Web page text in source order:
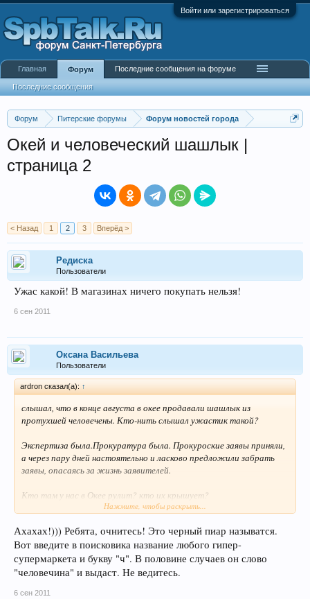
Войти или зарегистрироваться
Форум Питерские форумы Форум новостей города
Окей и человеческий шашлык |
страница 2
< Назад 1 2 3 Вперёд >
Редиска
Пользователи
Ужас какой! В магазинах ничего покупать нельзя!
6 сен 2011
Оксана Васильева
Пользователи
ardron сказал(а): ↑
слышал, что в конце августа в окее продавали шашлык из
протухшей человечены. Кто-нить слышал ужастик такой?
Экспертиза была.Прокуратура была. Прокуроские заявы приняли,
а через пару дней настоятельно и ласково предложили забрать
заявы, опасаясь за жизнь заявителей.
Кто там у нас в Окее рулит? кто их крышует?
Про ленту я читал, там люди отказались от 250 тыров на
каждого
Это другой случай
Нажмите, чтобы раскрыть...
Ахахах!))) Ребята, очнитесь! Это черный пиар называтся.
Вот введите в поисковика название любого гипер-
супермаркета и букву "ч". В половине случаев он слово
"человечина" и выдаст. Не ведитесь.
6 сен 2011
Главная Форум
Последние сообщения
Последние сообщения на форуме